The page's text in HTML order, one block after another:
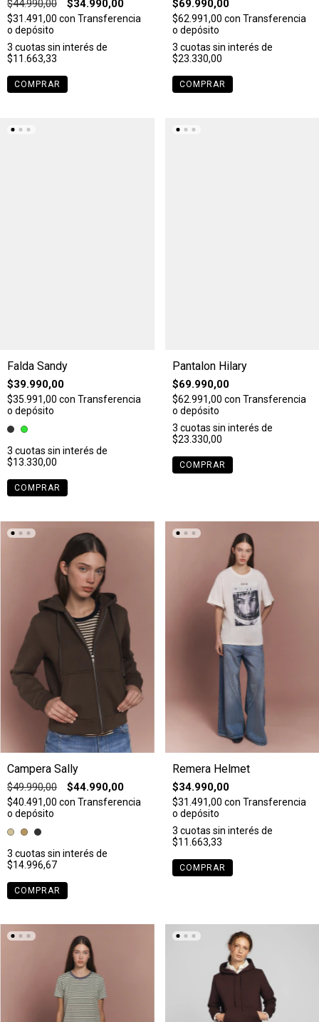
$44.990,00 $34.990,00
$31.491,00 con Transferencia
o depósito
3 cuotas sin interés de
$11.663,33
COMPRAR
$69.990,00
$62.991,00 con Transferencia
o depósito
3 cuotas sin interés de
$23.330,00
COMPRAR
Falda Sandy
$39.990,00
$35.991,00 con Transferencia
o depósito
3 cuotas sin interés de
$13.330,00
COMPRAR
Pantalon Hilary
$69.990,00
$62.991,00 con Transferencia
o depósito
3 cuotas sin interés de
$23.330,00
COMPRAR
Campera Sally
$49.990,00 $44.990,00
$40.491,00 con Transferencia
o depósito
3 cuotas sin interés de
$14.996,67
COMPRAR
Remera Helmet
$34.990,00
$31.491,00 con Transferencia
o depósito
3 cuotas sin interés de
$11.663,33
COMPRAR